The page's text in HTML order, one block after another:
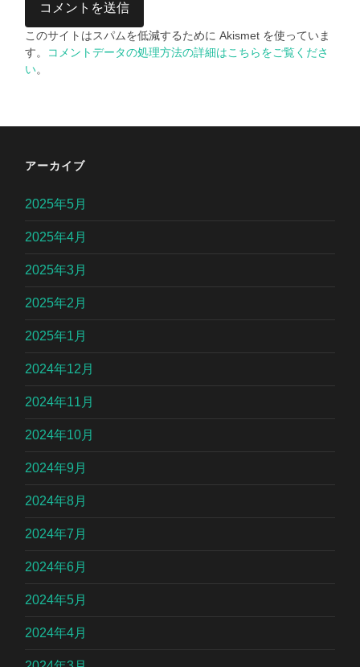
このサイトはスパムを低減するために Akismet を使っていま
す。
コメントデータの処理方法の詳細はこちらをご覧くださ
い。
アーカイブ
2025年5月
2025年4月
2025年3月
2025年2月
2025年1月
2024年12月
2024年11月
2024年10月
2024年9月
2024年8月
2024年7月
2024年6月
2024年5月
2024年4月